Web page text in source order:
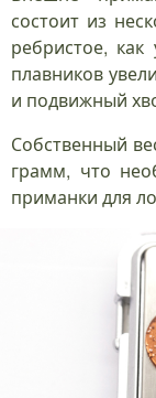
состоит из
ребристое,
плавников
и подвижный
Собственный
грамм, что
приманки для